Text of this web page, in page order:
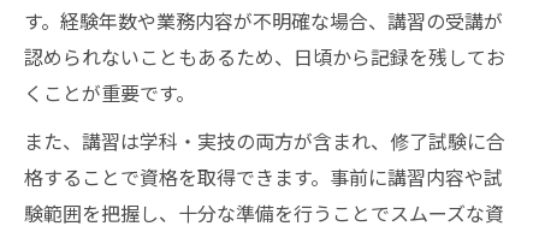
足場工事管理者のための実務経験証明の進
め方
足場工事講習申込みで注意すべきポイント
足場工事管理者の受講資格を補う書類準備
法
現場経験を証明するポイントと書類の準備法
す。経験年数や業務内容が不明確な場合、講習の受講が
認められないこともあるため、日頃から記録を残してお
くことが重要です。
また、講習は学科・実技の両方が含まれ、修了試験に合
格することで資格を取得できます。事前に講習内容や試
験範囲を把握し、十分な準備を行うことでスムーズな資